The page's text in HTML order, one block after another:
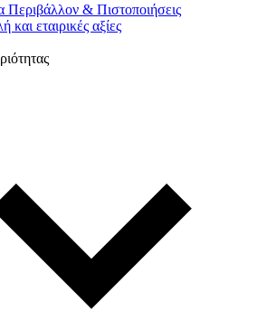
Περιβάλλον & Πιστοποιήσεις
και εταιρικές αξίες